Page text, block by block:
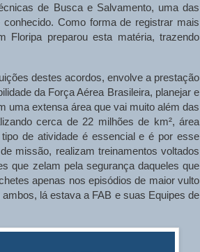
de Busca e Salvamento, uma das
Como forma de registrar mais
Floripa preparou esta matéria, trazendo
destes acordos, envolve a prestação
da Força Aérea Brasileira, planejar e
extensa área que vai muito além das
cerca de 22 milhões de km², área
de atividade é essencial e é por esse
missão, realizam treinamentos voltados
que zelam pela segurança daqueles que
apenas nos episódios de maior vulto
lá estava a FAB e suas Equipes de